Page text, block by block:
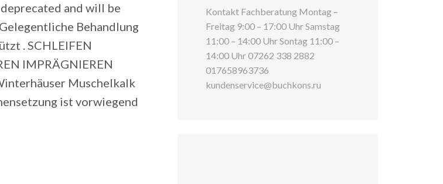
and will be
Behandlung
. SCHLEIFEN
IMPRÄGNIEREN
Muschelkalk
ist vorwiegend
Kontakt Fachberatung Montag –
Freitag 9:00 – 17:00 Uhr Samstag
11:00 – 14:00 Uhr Sontag 11:00 –
14:00 Uhr 07262 338 2882
017658963736
kundenservice@buchkons.ru